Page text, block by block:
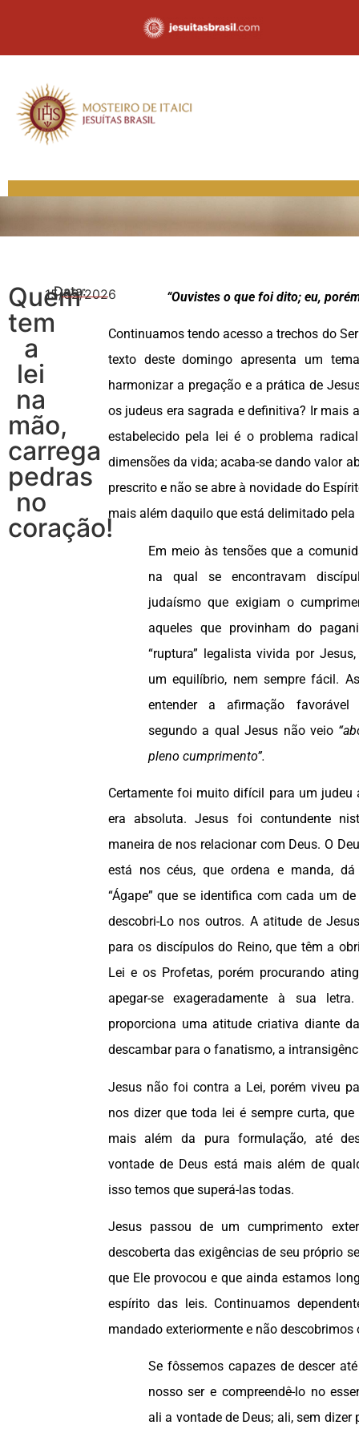
Quem
tem
a
lei
na
mão,
carrega
pedras
no
coração!
Data:
15/02/2026 “Ouvistes o que foi dito; eu,
Continuamos tendo acesso a trechos do
texto deste domingo apresenta um
harmonizar a pregação e a prática de
os judeus era sagrada e definitiva? Ir mais
estabelecido pela lei é o problema
dimensões da vida; acaba-se dando valor
prescrito e não se abre à novidade do
mais além daquilo que está delimitado pela
Em meio às tensões que a
na qual se encontravam
judaísmo que exigiam o
aqueles que provinham do
“ruptura” legalista vivida por
um equilíbrio, nem sempre fácil.
entender a afirmação favorável
segundo a qual Jesus não veio “
pleno cumprimento”.
Certamente foi muito difícil para um judeu
era absoluta. Jesus foi contundente
maneira de nos relacionar com Deus. O
está nos céus, que ordena e manda,
“Ágape” que se identifica com cada um
descobri-Lo nos outros. A atitude de
para os discípulos do Reino, que têm a
Lei e os Profetas, porém procurando
apegar-se exageradamente à sua
proporciona uma atitude criativa diante
descambar para o fanatismo, a
Jesus não foi contra a Lei, porém viveu
nos dizer que toda lei é sempre curta,
mais além da pura formulação, até
vontade de Deus está mais além de
isso temos que superá-las todas.
Jesus passou de um cumprimento
descoberta das exigências de seu próprio
que Ele provocou e que ainda estamos
espírito das leis. Continuamos
mandado exteriormente e não descobrimos
Se fôssemos capazes de descer
nosso ser e compreendê-lo no
ali a vontade de Deus; ali, sem dizer